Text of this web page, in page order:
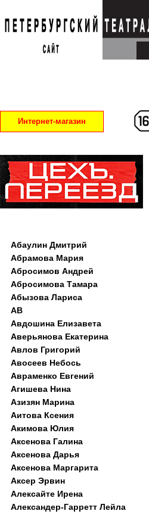
Интернет-магазин
Абаулин Дмитрий
Абрамова Мария
Абросимов Андрей
Абросимова Тамара
Абызова Лариса
АВ
Авдошина Елизавета
Аверьянова Екатерина
Авлов Григорий
Авосеев Небось
Авраменко Евгений
Агишева Нина
Азизян Марина
Аитова Ксения
Акимова Юлия
Аксенова Галина
Аксенова Дарья
Аксенова Маргарита
Аксер Эрвин
Алексайте Ирена
Александер-Гарретт Лейла